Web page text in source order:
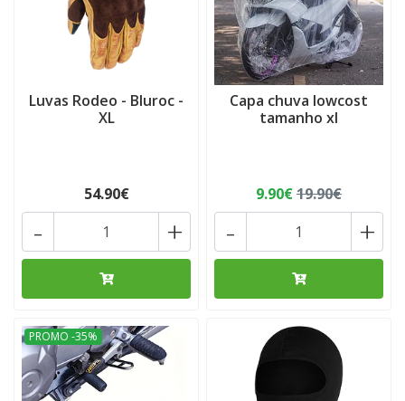
Luvas Rodeo - Bluroc -
XL
54.90€
+
-
Capa chuva lowcost
tamanho xl
9.90€19.90€
+
-
PROMO -35%